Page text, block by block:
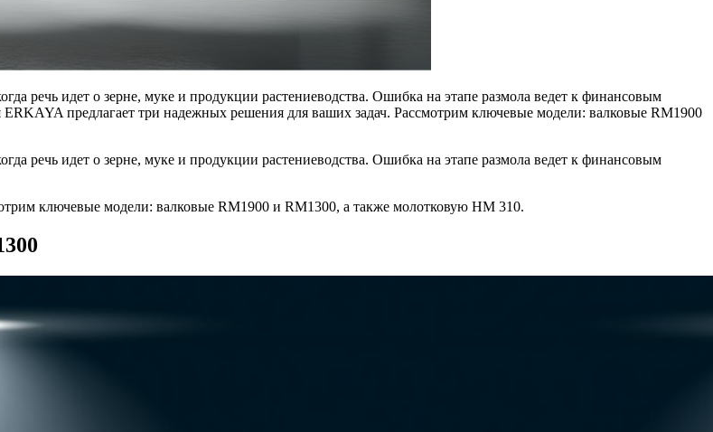
речь идет о зерне, муке и продукции растениеводства. Ошибка на этапе размола ведет к финансовым
предлагает три надежных решения для ваших задач. Рассмотрим ключевые модели: валковые RM1900
речь идет о зерне, муке и продукции растениеводства. Ошибка на этапе размола ведет к финансовым
ключевые модели: валковые RM1900 и RM1300, а также молотковую HM 310.